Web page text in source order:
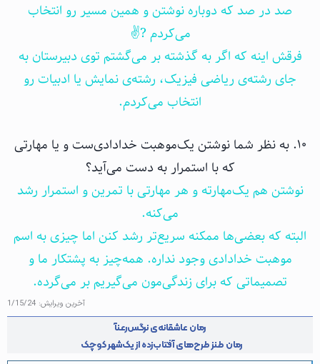
صد در صد که دوباره نوشتن و همین مسیر رو انتخاب
می‌کردم ?✌
فرقش اینه که اگر به گذشته بر می‌گشتم توی دبیرستان به
جای رشته‌ی ریاضی فیزیک، رشته‌ی نمایش یا ادبیات رو
انتخاب می‌کردم.
۱۰. به نظر شما نوشتن یک‌موهبت خدادادی‌ست و یا مهارتی
که با استمرار به دست می‌آید؟
نوشتن هم یک‌مهارته و هر مهارتی با تمرین و استمرار رشد
می‌کنه.
البته که بعضی‌ها ممکنه سریع‌تر رشد کنن اما چیزی به اسم
موهبت خدادادی وجود نداره. همه‌چیز به پشتکار ما و
تصمیماتی که برای زندگی‌مون می‌گیریم بر می‌گرده.
آخرین ویرایش: 1/15/24
رمان عاشقانه‌ی نرگس‌رعنآ
رمان‌ طنز طرح‌های آفتاب‌زده از یک‌شهر کوچک